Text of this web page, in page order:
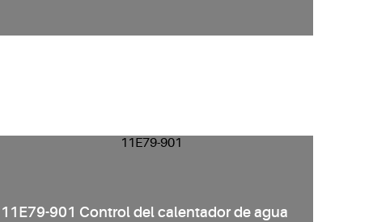
11E79-901 Control del calentador de agua